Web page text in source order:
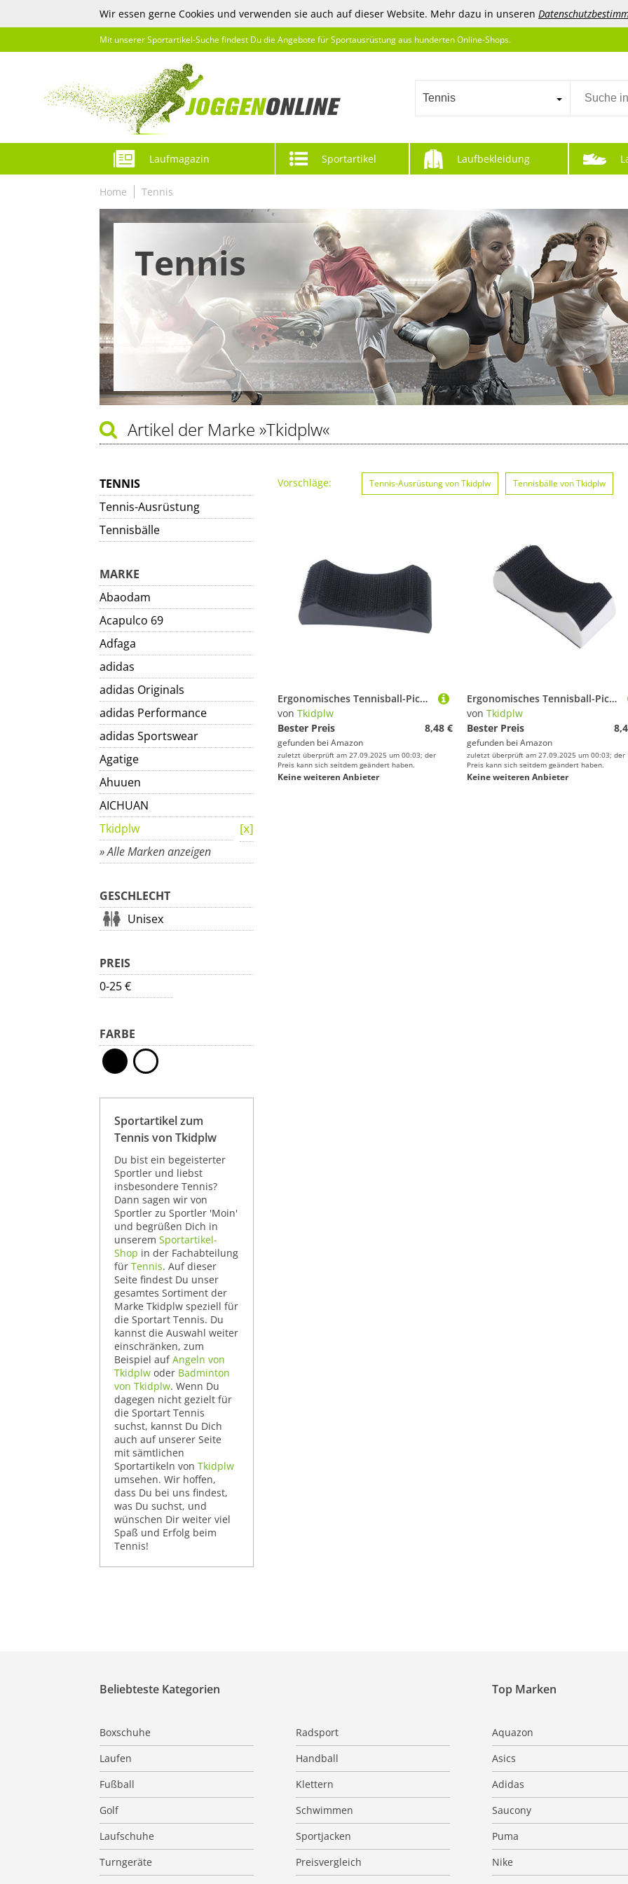
Wir essen gerne Cookies und verwenden sie auch auf dieser Website. Mehr dazu in unseren
Mit unserer Sportartikel-Suche findest Du die Angebote für Sportausrüstung aus hunderten Online-Shops.
Tennis
Laufmagazin Sportartikel Laufbekleidung
Home Tennis
Tennis
Artikel der Marke »Tkidplw«
TENNIS
Tennis-Ausrüstung
Tennisbälle
MARKE
Abaodam
Acapulco 69
Adfaga
adidas
adidas Originals
adidas Performance
adidas Sportswear
Agatige
Ahuuen
AICHUAN
Tkidplw
» Alle Marken anzeigen
GESCHLECHT
Unisex
PREIS
0-25 €
FARBE
Sportartikel zum
Tennis von Tkidplw
Du bist ein begeisterter
Sportler und liebst
insbesondere Tennis?
Dann sagen wir von
Sportler zu Sportler 'Moin'
und begrüßen Dich in
unserem Sportartikel-
Shop in der Fachabteilung
für Tennis. Auf dieser
Seite findest Du unser
gesamtes Sortiment der
Marke Tkidplw speziell für
die Sportart Tennis. Du
kannst die Auswahl weiter
einschränken, zum
Beispiel aufAngeln von
Tkidplw oder Badminton
von Tkidplw. Wenn Du
dagegen nicht gezielt für
die Sportart Tennis
suchst, kannst Du Dich
auch auf unserer Seite
mit sämtlichen
Sportartikeln von Tkidplw
umsehen. Wir hoffen,
dass Du bei uns findest,
was Du suchst, und
wünschen Dir weiter viel
Spaß und Erfolg beim
Tennis!
Vorschläge: Tennis-Ausrüstung von Tkidplw Tennisbälle von Tkidplw
Ergonomisches Tennisball-Picker-Werkzeug, Outdoor-Plattengreifer, Schnellaufhebungswerkzeuge, kompakte Bälle Retriever, schnelles Pickup-Werkzeug
von Tkidplw
Bester Preis
8,48 €
gefunden bei Amazon
zuletzt überprüft am 27.09.2025 um 00:03; der
Preis kann sich seitdem geändert haben.
Keine weiteren Anbieter
Ergonomisches Tennisball-Picker-Werkzeug, Outdoor-Plattengreifer, Schnellaufhebungswerkzeuge, kompakte Bälle Retriever, schnelles Pickup-Werkzeug
von Tkidplw
Bester Preis
gefunden bei Amazon
zuletzt überprüft am 27.09.2025 um 00:03; der
Preis kann sich seitdem geändert haben.
Keine weiteren Anbieter
Beliebteste Kategorien
Boxschuhe
Radsport
Laufen
Handball
Fußball
Klettern
Golf
Schwimmen
Laufschuhe
Sportjacken
Turngeräte
Preisvergleich
Top Marken
Aquazon
Asics
Adidas
Saucony
Puma
Nike